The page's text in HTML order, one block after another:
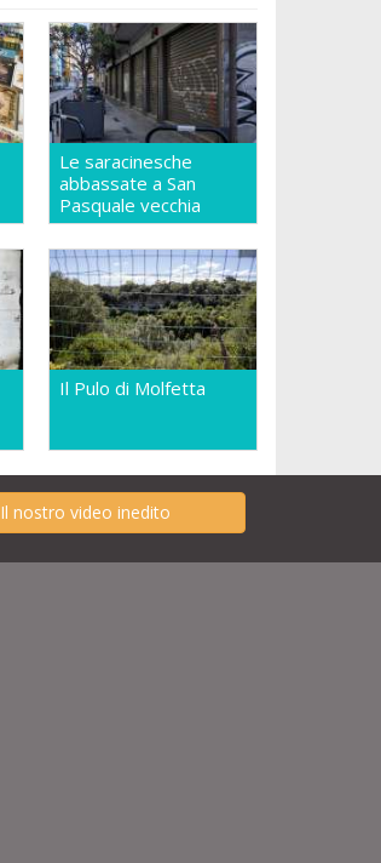
Le saracinesche
abbassate a San
Pasquale vecchia
Il Pulo di Molfetta
Il nostro video inedito